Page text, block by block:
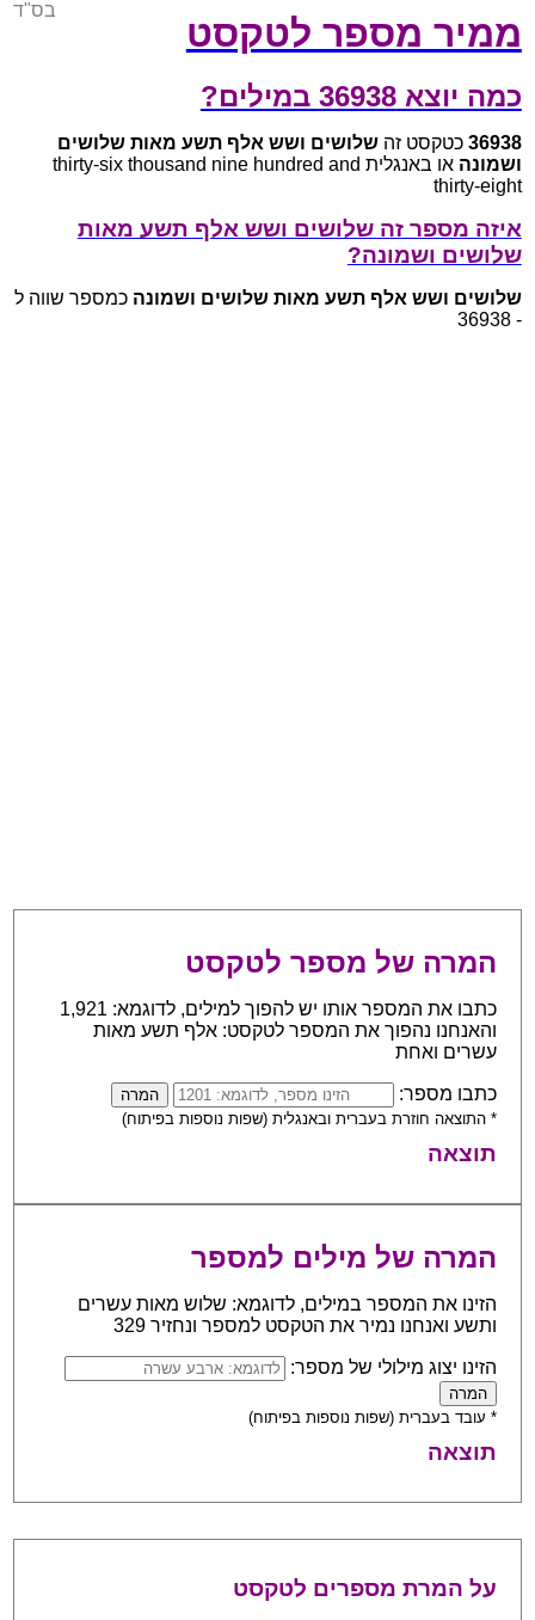
ממיר מספר לטקסט
בס"ד
כמה יוצא 36938 במילים?
36938 כטקסט זהשלושים ושש אלף תשע מאות שלושים
ושמונה
או באנגלית thirty-six thousand nine hundred and
thirty-eight
איזה מספר זה שלושים ושש אלף תשע מאות
שלושים ושמונה?
שלושים ושש אלף תשע מאות שלושים ושמונה כמספר שווה ל
- 36938
המרה של מספר לטקסט
כתבו את המספר אותו יש להפוך למילים, לדוגמא: 1,921
והאנחנו נהפוך את המספר לטקסט: אלף תשע מאות
עשרים ואחת
כתבו מספר:
* התוצאה חוזרת בעברית ובאנגלית (שפות נוספות בפיתוח)
תוצאה
המרה של מילים למספר
הזינו את המספר במילים, לדוגמא: שלוש מאות עשרים
ותשע ואנחנו נמיר את הטקסט למספר ונחזיר 329
הזינו יצוג מילולי של מספר:
* עובד בעברית (שפות נוספות בפיתוח)
תוצאה
על המרת מספרים לטקסט